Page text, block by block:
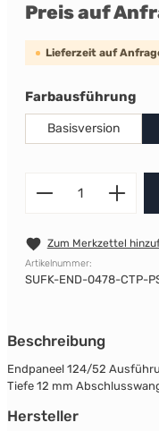
Preis auf
Lieferzeit auf
Farbausführung
Basisversion
Zum Merkzettel
Artikelnummer:
SUFK-END-0478-CTP-
Beschreibung
Endpaneel 124/52
Tiefe 12 mm
Hersteller